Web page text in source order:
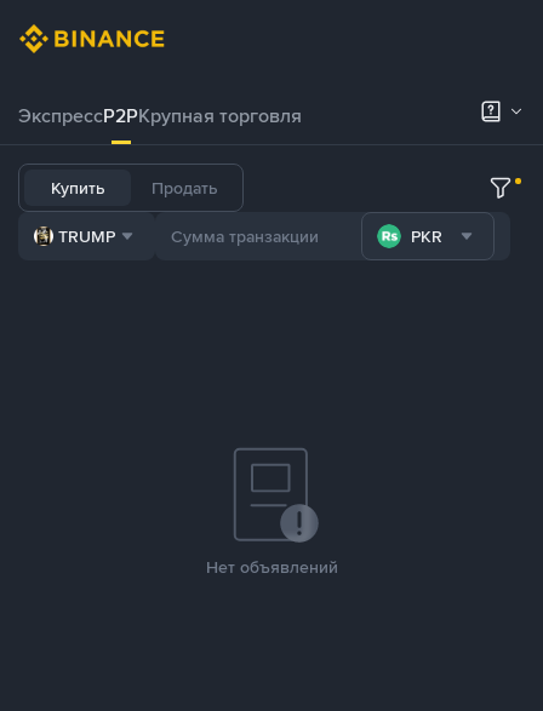
ЭкспрессP2PКрупная торговля
Купить Продать
TRUMP PKR
Нет объявлений